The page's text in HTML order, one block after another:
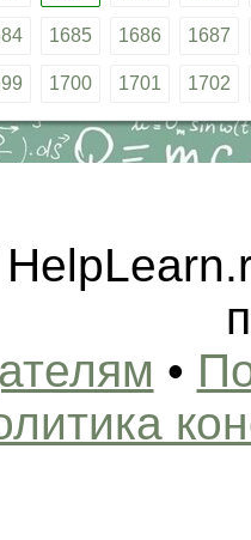
1685 1686 1687
1700 1701 1702
•